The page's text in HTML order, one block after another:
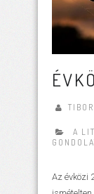
A
Az évközi